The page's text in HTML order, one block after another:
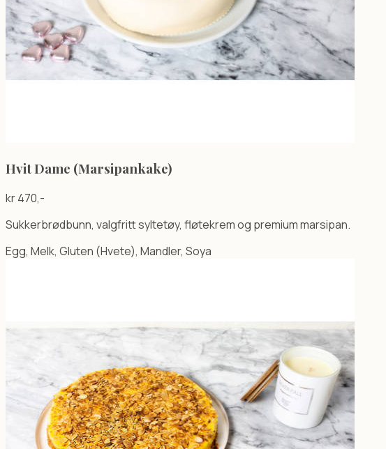
Hvit Dame (Marsipankake)
kr470,-
Sukkerbrødbunn, valgfritt syltetøy, fløtekrem og premium marsipan.
Egg, Melk, Gluten (Hvete), Mandler, Soya